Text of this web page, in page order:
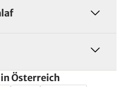
Österreich